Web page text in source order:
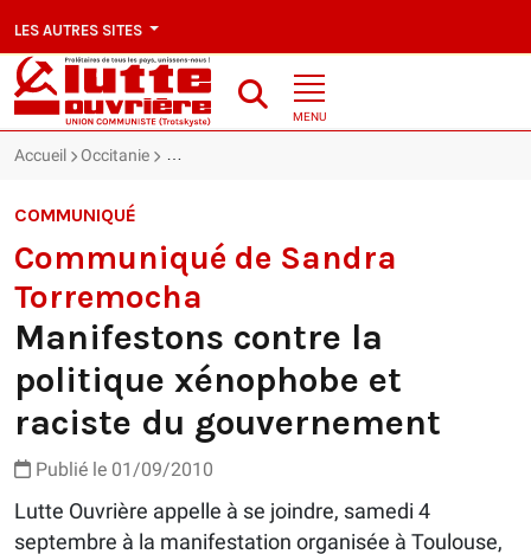
LES AUTRES SITES
MENU
Accueil Occitanie Manifestons contre la politique xénophobe et
COMMUNIQUÉ
Communiqué de Sandra
Torremocha
Manifestons contre la
politique xénophobe et
raciste du gouvernement
Publié le 01/09/2010
Lutte Ouvrière appelle à se joindre, samedi 4
septembre à la manifestation organisée à Toulouse,